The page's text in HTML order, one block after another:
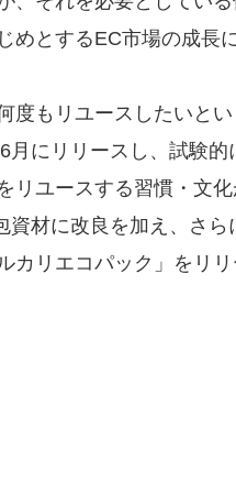
めとするEC市場の成長
度もリユースしたいと
にリリースし、試験
リユースする習慣・文
材に改良を加え、さ
カリエコパック」をリ